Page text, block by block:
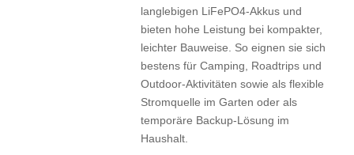
langlebigen LiFePO4-Akkus und
bieten hohe Leistung bei kompakter,
leichter Bauweise. So eignen sie sich
bestens für Camping, Roadtrips und
Outdoor-Aktivitäten sowie als flexible
Stromquelle im Garten oder als
temporäre Backup-Lösung im
Haushalt.